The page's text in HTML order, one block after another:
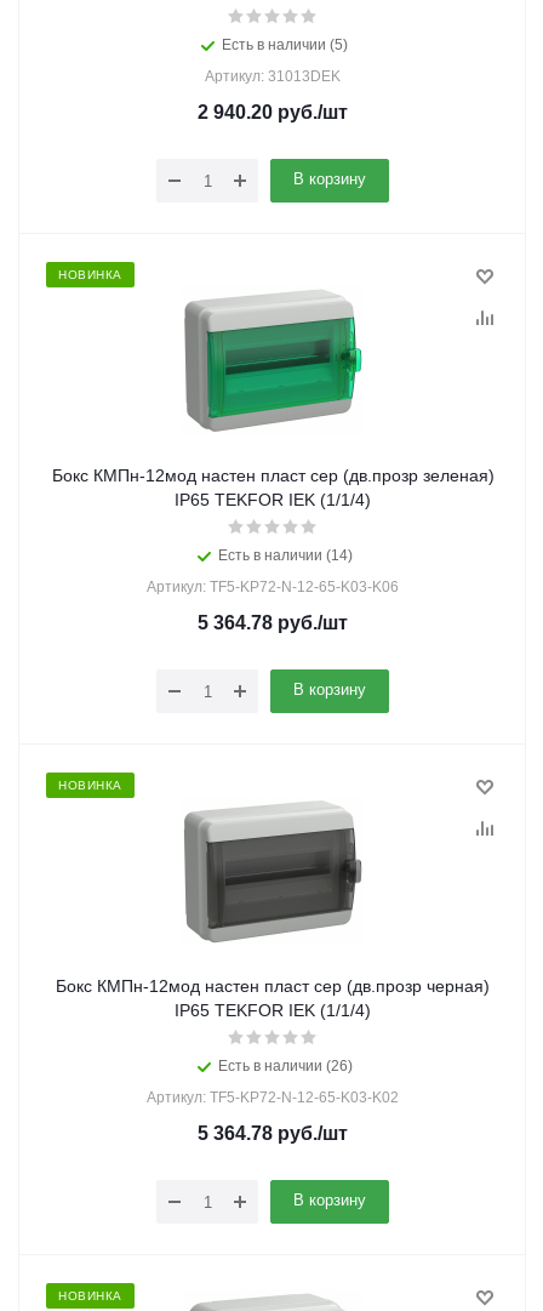
Есть в наличии (5)
Артикул: 31013DEK
2 940.20 руб./шт
В корзину
НОВИНКА
Бокс КМПн-12мод настен пласт сер (дв.прозр зеленая)
IP65 TEKFOR IEK (1/1/4)
Есть в наличии (14)
Артикул: TF5-KP72-N-12-65-K03-K06
5 364.78 руб./шт
В корзину
НОВИНКА
Бокс КМПн-12мод настен пласт сер (дв.прозр черная)
IP65 TEKFOR IEK (1/1/4)
Есть в наличии (26)
Артикул: TF5-KP72-N-12-65-K03-K02
5 364.78 руб./шт
В корзину
НОВИНКА